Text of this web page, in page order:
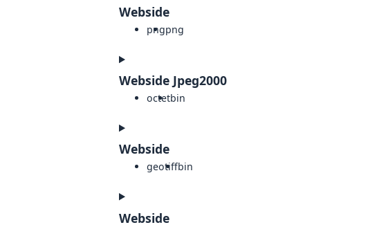
Webside
pngpng
Webside Jpeg2000
octetbin
Webside
geotiffbin
Webside